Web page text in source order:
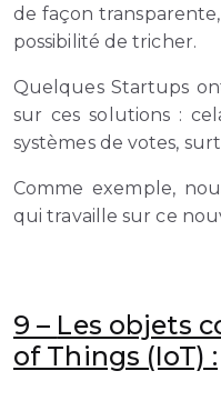
de façon
possibilité de tricher.
Quelques Startups
sur ces solutions :
systèmes de votes,
Comme exemple,
qui travaille sur ce
9 – Les objets
of Things (IoT) :